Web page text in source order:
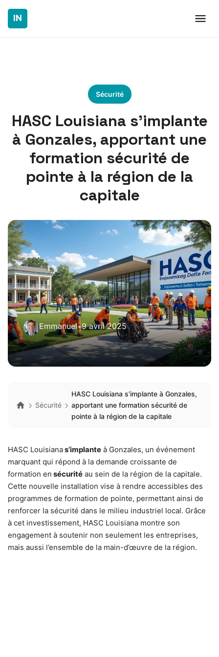
Sécurité
HASC Louisiana s’implante
à Gonzales, apportant une
formation sécurité de
pointe à la région de la
capitale
Emmanuel•9 avril 2025
Sécurité
HASC Louisiana s’implante à Gonzales,
apportant une formation sécurité de
pointe à la région de la capitale
HASC Louisianas’implante à Gonzales, un événement
marquant qui répond à la demande croissante de
formation en sécurité au sein de la région de la capitale.
Cette nouvelle installation vise à rendre accessibles des
programmes de formation de pointe, permettant ainsi de
renforcer la sécurité dans le milieu industriel local. Grâce
à cet investissement, HASC Louisiana montre son
engagement à soutenir non seulement les entreprises,
mais aussi l’ensemble de la main-d’œuvre de la région.